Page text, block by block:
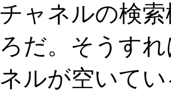
チャネルの検
ろだ。そうす
ネルが空いて